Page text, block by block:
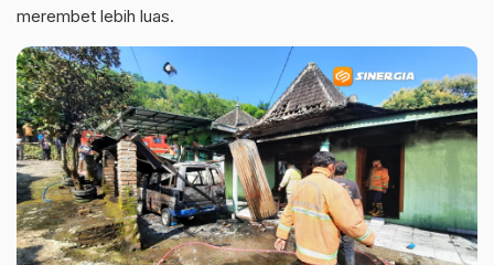
merembet lebih luas.